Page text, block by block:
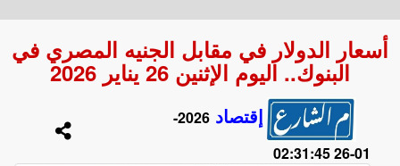
أسعار الدولار في مقابل الجنيه المصري في
البنوك.. اليوم الإثنين 26 يناير 2026
إقتصاد
2026-
01-26 02:31:45